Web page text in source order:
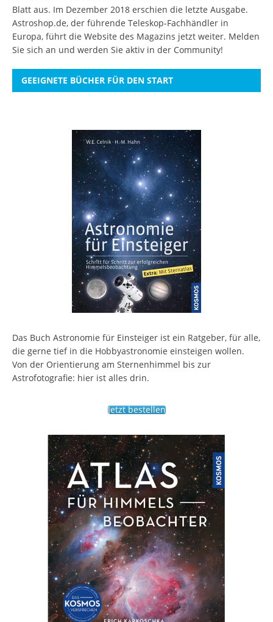
Blatt aus. Im Dezember 2018 erschien die letzte Ausgabe.
Astroshop.de, der führende Teleskop-Fachhändler in
Europa, führt die Website des Magazins jetzt weiter. Melden
Sie sich an und werden Sie aktiv in der Community!
GEEIGNETE BÜCHER FÜR DEN START
Das Buch Astronomie für Einsteiger ist ein Ratgeber, für alle,
die gerne tief in die Hobbyastronomie einsteigen wollen.
Von der Orientierung am Sternenhimmel bis zur
Astrofotografie: hier ist alles drin.
Jetzt bestellen